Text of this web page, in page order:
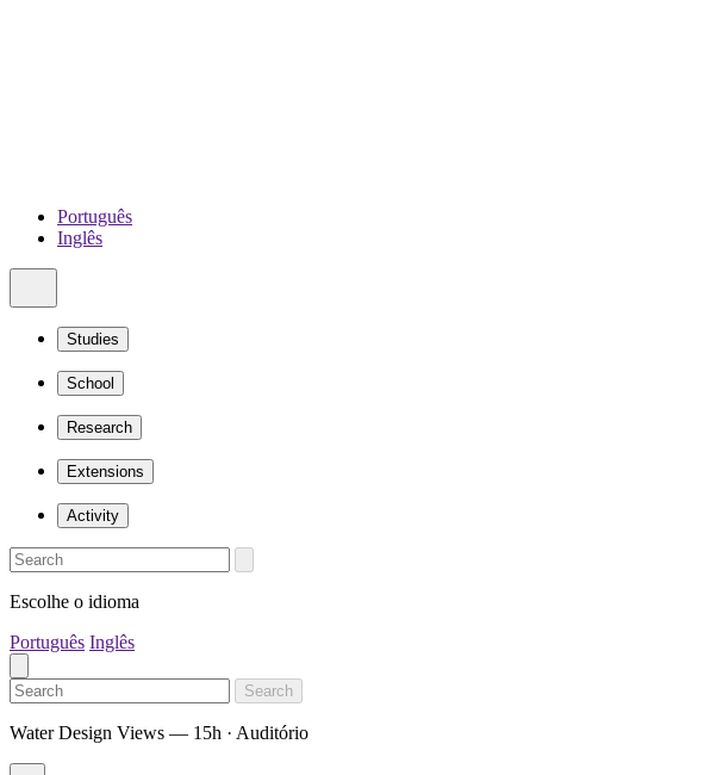
Português
Inglês
Studies
School
Research
Extensions
Activity
Escolhe o idioma
Português Inglês
Search
Water Design Views — 15h · Auditório